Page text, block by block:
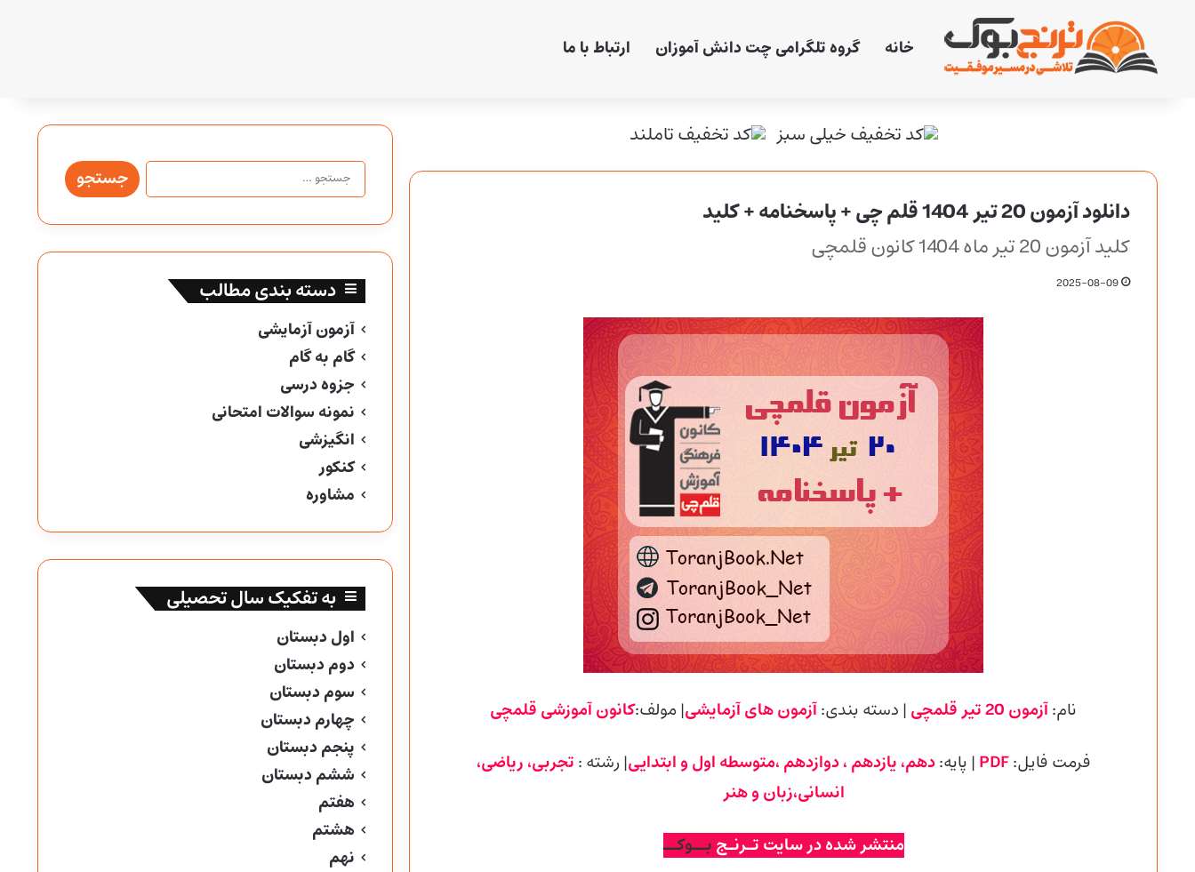
خانه گروه تلگرامی چت دانش آموزان ارتباط با ما
دانلود آزمون 20 تیر 1404 قلم چی + پاسخنامه + کلید
کلید آزمون 20 تیر ماه 1404 کانون قلمچی
2025-08-09
نام:آزمون 20 تیر قلمچی | دسته بندی:آزمون های آزمایشی| مولف:کانون آموزشی قلمچی
فرمت فایل:PDF | پایه:دهم، یازدهم ، دوازدهم ،متوسطه اول و ابتدایی| رشته : تجربی، ریاضی،
انسانی،زبان و هنر
منتشر شده در سایت تـرنـج بــوکــ
جستجو
برای:
دسته بندی مطالب
آزمون آزمایشی
گام به گام
جزوه درسی
نمونه سوالات امتحانی
انگیزشی
کنکور
مشاوره
به تفکیک سال تحصیلی
اول دبستان
دوم دبستان
سوم دبستان
چهارم دبستان
پنجم دبستان
ششم دبستان
هفتم
هشتم
نهم